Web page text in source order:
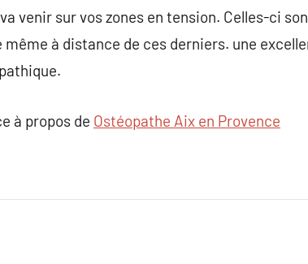
venir sur vos zones en tension. Celles-ci
à distance de ces derniers. une
à propos de Ostéopathe Aix en Provence